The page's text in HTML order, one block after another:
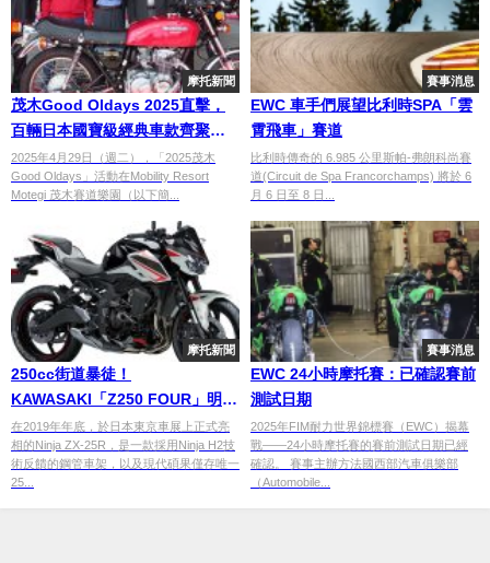
摩托新聞
茂木Good Oldays 2025直擊，
百輛日本國寶級經典車款齊聚，
感受美好舊時代
2025年4月29日（週二），「2025茂木
Good Oldays」活動在Mobility Resort
Motegi 茂木賽道樂園（以下簡...
賽事消息
EWC 車手們展望比利時SPA「雲
霄飛車」賽道
比利時傳奇的 6.985 公里斯帕-弗朗科尚賽
道(Circuit de Spa Francorchamps) 將於 6
月 6 日至 8 日...
摩托新聞
250cc街道暴徒！
KAWASAKI「Z250 FOUR」明年
問世？
在2019年年底，於日本東京車展上正式亮
相的Ninja ZX-25R，是一款採用Ninja H2技
術反饋的鋼管車架，以及現代碩果僅存唯一
25...
賽事消息
EWC 24小時摩托賽：已確認賽前
測試日期
2025年FIM耐力世界錦標賽（EWC）揭幕
戰——24小時摩托賽的賽前測試日期已經
確認。 賽事主辦方法國西部汽車俱樂部
（Automobile...